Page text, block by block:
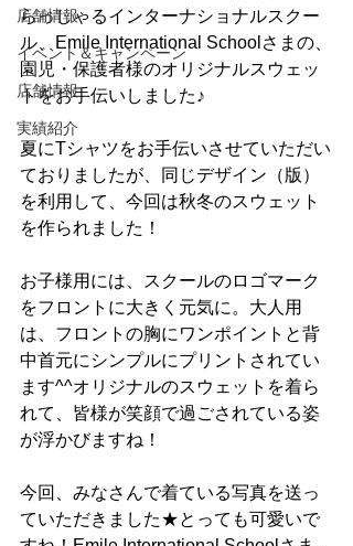
店舗情報
イベント＆キャンペーン
店舗情報
実績紹介
らっしゃるインターナショナルスクー
ル、Emile International Schoolさまの、
園児・保護者様のオリジナルスウェッ
トをお手伝いしました♪
夏にTシャツをお手伝いさせていただい
ておりましたが、同じデザイン（版）
を利用して、今回は秋冬のスウェット
を作られました！
お子様用には、スクールのロゴマーク
をフロントに大きく元気に。大人用
は、フロントの胸にワンポイントと背
中首元にシンプルにプリントされてい
ます^^オリジナルのスウェットを着ら
れて、皆様が笑顔で過ごされている姿
が浮かびますね！
今回、みなさんで着ている写真を送っ
ていただきました★とっても可愛いで